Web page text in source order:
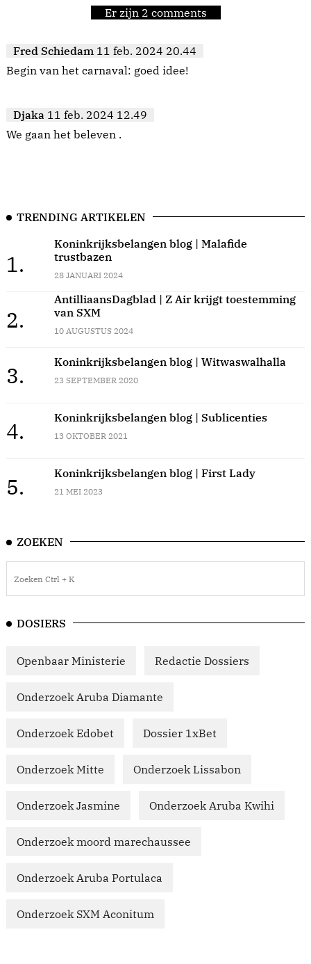
Er zijn 2 comments
Fred Schiedam 11 feb. 2024 20.44
Begin van het carnaval: goed idee!
Djaka 11 feb. 2024 12.49
We gaan het beleven .
TRENDING ARTIKELEN
1.
Koninkrijksbelangen blog | Malafide
trustbazen
28 JANUARI 2024
2.
AntilliaansDagblad | Z Air krijgt toestemming
van SXM
10 AUGUSTUS 2024
3.
Koninkrijksbelangen blog | Witwaswalhalla
23 SEPTEMBER 2020
4.
Koninkrijksbelangen blog | Sublicenties
13 OKTOBER 2021
5.
Koninkrijksbelangen blog | First Lady
21 MEI 2023
ZOEKEN
DOSIERS
Openbaar Ministerie Redactie Dossiers
Onderzoek Aruba Diamante
Onderzoek Edobet Dossier 1xBet
Onderzoek Mitte Onderzoek Lissabon
Onderzoek Jasmine Onderzoek Aruba Kwihi
Onderzoek moord marechaussee
Onderzoek Aruba Portulaca
Onderzoek SXM Aconitum